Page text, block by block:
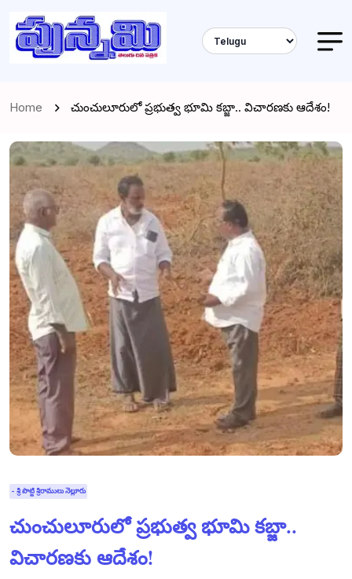
Home చుంచులూరులో ప్రభుత్వ భూమి కబ్జా.. విచారణకు ఆదేశం!
- శ్రీ పొట్టి శ్రీరాములు నెల్లూరు
చుంచులూరులో ప్రభుత్వ భూమి కబ్జా..
విచారణకు ఆదేశం!